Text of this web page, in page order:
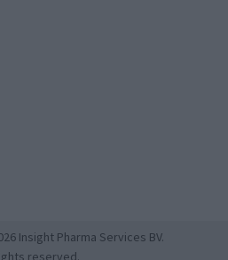
Insight Pharma Services BV.
reserved.